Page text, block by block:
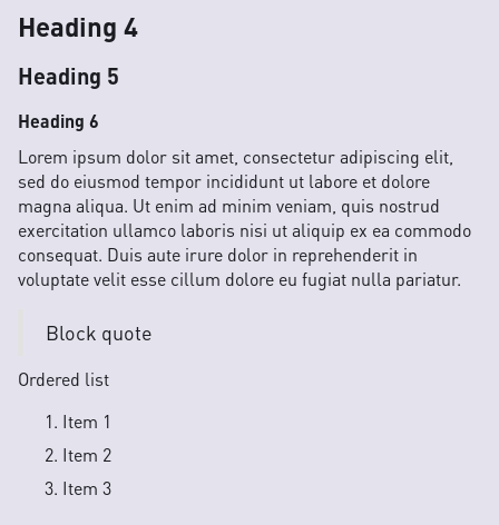
Heading 4
Heading 5
Heading 6
Lorem ipsum dolor sit amet, consectetur adipiscing elit,
sed do eiusmod tempor incididunt ut labore et dolore
magna aliqua. Ut enim ad minim veniam, quis nostrud
exercitation ullamco laboris nisi ut aliquip ex ea commodo
consequat. Duis aute irure dolor in reprehenderit in
voluptate velit esse cillum dolore eu fugiat nulla pariatur.
Block quote
Ordered list
Item 1
Item 2
Item 3